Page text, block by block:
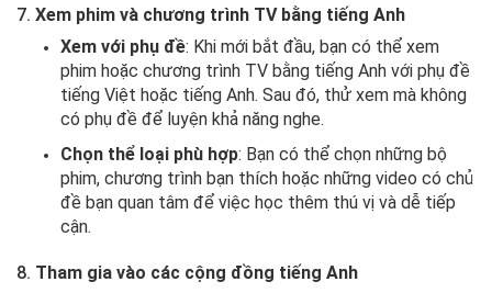
7. Xem phim và chương trình TV bằng tiếng Anh
Xem với phụ đề: Khi mới bắt đầu, bạn có thể xem
phim hoặc chương trình TV bằng tiếng Anh với phụ đề
tiếng Việt hoặc tiếng Anh. Sau đó, thử xem mà không
có phụ đề để luyện khả năng nghe.
Chọn thể loại phù hợp: Bạn có thể chọn những bộ
phim, chương trình bạn thích hoặc những video có chủ
đề bạn quan tâm để việc học thêm thú vị và dễ tiếp
cận.
8. Tham gia vào các cộng đồng tiếng Anh